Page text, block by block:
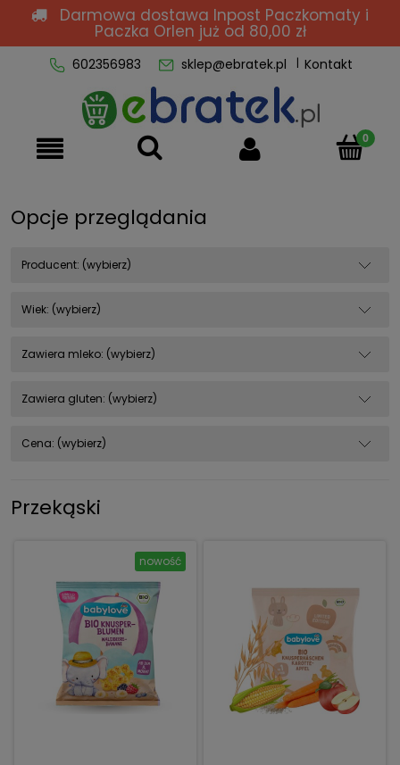
Darmowa dostawa Inpost Paczkomaty i
Paczka Orlen już od 80,00 zł
602356983 sklep@ebratek.pl Kontakt
Opcje przeglądania
Producent: (wybierz)
Wiek: (wybierz)
Zawiera mleko: (wybierz)
Zawiera gluten: (wybierz)
Cena: (wybierz)
Przekąski
nowość